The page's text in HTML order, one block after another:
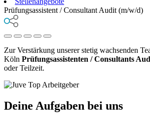
Prüfungsassistent / Consultant Audit (m/w/d)
Zur Verstärkung unserer stetig wachsenden
Köln Prüfungsassistenten / Consultants
oder Teilzeit.
Deine Aufgaben bei uns